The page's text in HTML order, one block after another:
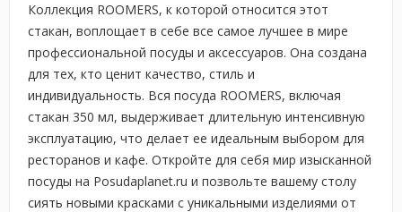
Коллекция ROOMERS, к которой относится этот
стакан, воплощает в себе все самое лучшее в мире
профессиональной посуды и аксессуаров. Она создана
для тех, кто ценит качество, стиль и
индивидуальность. Вся посуда ROOMERS, включая
стакан 350 мл, выдерживает длительную интенсивную
эксплуатацию, что делает ее идеальным выбором для
ресторанов и кафе. Откройте для себя мир изысканной
посуды на Posudaplanet.ru и позвольте вашему столу
сиять новыми красками с уникальными изделиями от